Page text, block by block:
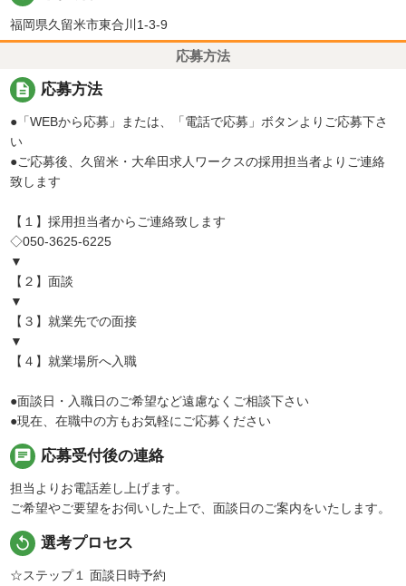
福岡県久留米市東合川1-3-9
応募方法
description 応募方法
●「WEBから応募」または、「電話で応募」ボタンよりご応募下さ
い
●ご応募後、久留米・大牟田求人ワークスの採用担当者よりご連絡
致します
【１】採用担当者からご連絡致します
◇050-3625-6225
▼
【２】面談
▼
【３】就業先での面接
▼
【４】就業場所へ入職
●面談日・入職日のご希望など遠慮なくご相談下さい
●現在、在職中の方もお気軽にご応募ください
chat 応募受付後の連絡
担当よりお電話差し上げます。
ご希望やご要望をお伺いした上で、面談日のご案内をいたします。
replay 選考プロセス
☆ステップ１ 面談日時予約